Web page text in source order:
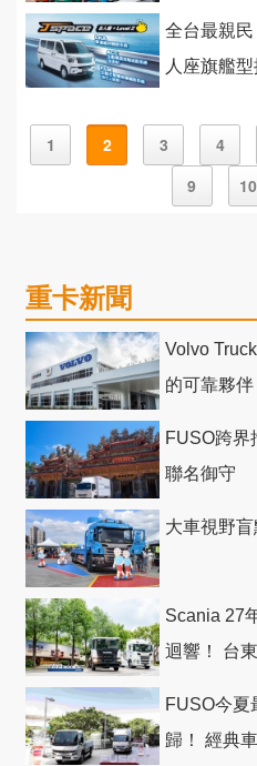
全台最親
人座旗艦
1 2 3 4
9
10
重卡新聞
Volvo
的可靠夥伴
FUSO跨界
聯名御守
大車視野
Scania 27
迴響！ 台
FUSO今夏
歸！ 經典